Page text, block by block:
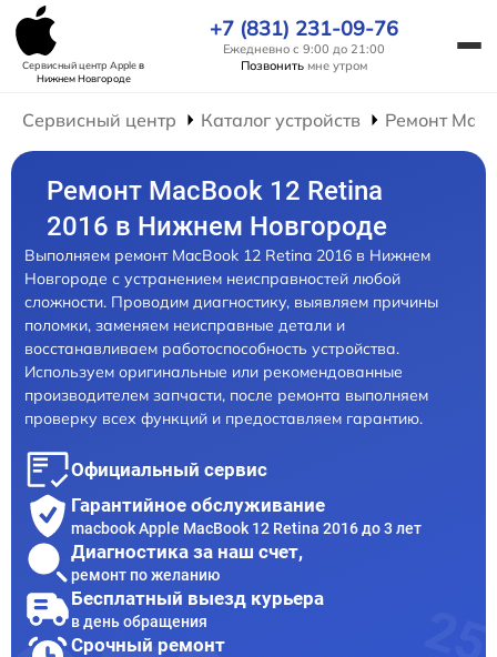
Сервисный центр Appleв
Нижнем Новгороде
+7 (831) 231-09-76
Ежедневно с 9:00 до 21:00
Позвонить мне утром
Сервисный центр Каталог устройств Ремонт
Ремонт MacBook 12 Retina
2016 в Нижнем Новгороде
Выполняем ремонт MacBook 12 Retina 2016 в Нижнем
Новгороде с устранением неисправностей любой
сложности. Проводим диагностику, выявляем причины
поломки, заменяем неисправные детали и
восстанавливаем работоспособность устройства.
Используем оригинальные или рекомендованные
производителем запчасти, после ремонта выполняем
проверку всех функций и предоставляем гарантию.
Официальный сервис
Гарантийное обслуживание
macbook Apple MacBook 12 Retina 2016 до 3 лет
Диагностика за наш счет,
ремонт по желанию
Бесплатный выезд курьера
в день обращения
Срочный ремонт